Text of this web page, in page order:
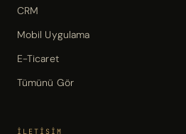
CRM
Mobil Uygulama
E-Ticaret
Tümünü Gör
İLETIŞIM